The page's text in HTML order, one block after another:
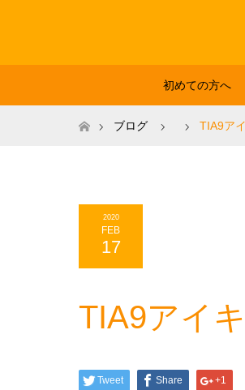
初めての方へ
ホームブログ TIA9ア
2020
FEB
17
TIA9アイ
Tweet Share +1